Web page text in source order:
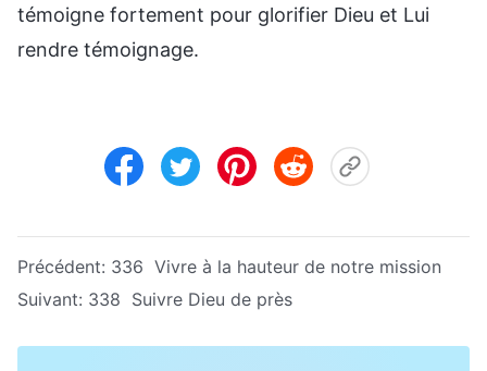
témoigne fortement pour glorifier Dieu et Lui
rendre témoignage.
Précédent: 336 Vivre à la hauteur de notre mission
Suivant: 338 Suivre Dieu de près